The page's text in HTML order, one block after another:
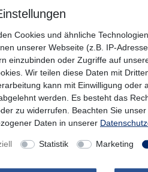
Cookies und ähnliche
unserer Webseite (z.B. IP-
einzubinden oder Zugriffe auf
Wir teilen diese Daten mit
kann mit Einwilligung
werden. Es besteht das
zu widerrufen. Beachten Sie unser
Daten in unserer
Statistik Marketing